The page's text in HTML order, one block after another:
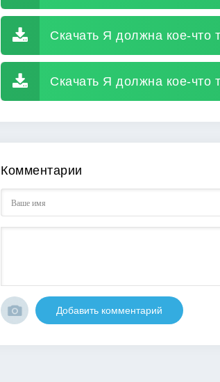
Скачать Я должна кое-что
Скачать Я должна кое-что
Комментарии